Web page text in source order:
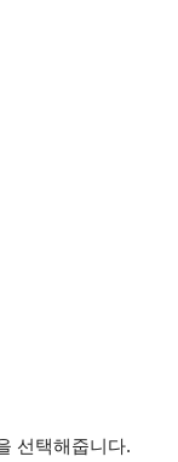
선택해줍니다.